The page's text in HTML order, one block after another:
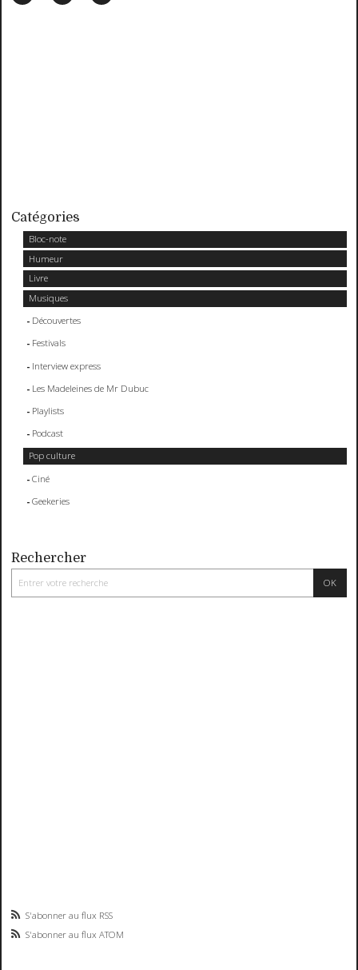
Catégories
Bloc-note
Humeur
Livre
Musiques
Découvertes
Festivals
Interview express
Les Madeleines de Mr Dubuc
Playlists
Podcast
Pop culture
Ciné
Geekeries
Rechercher
S'abonner au flux RSS
S'abonner au flux ATOM